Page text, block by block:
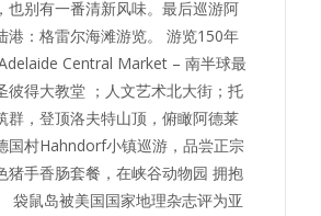
也别有一番清新风味。最后巡游阿
港：格雷尔海滩游览。 游览150年
Central Market – 南半球最
彼得大教堂 ；人文艺术北大街；托
群，登顶洛夫特山顶，俯瞰阿德莱
国村Hahndorf小镇巡游，品尝正宗
猪手香肠套餐，在峡谷动物园 拥抱
袋鼠岛被美国国家地理杂志评为亚